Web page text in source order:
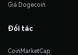
Giá Dogecoin
Đối tác
CoinMarketCap